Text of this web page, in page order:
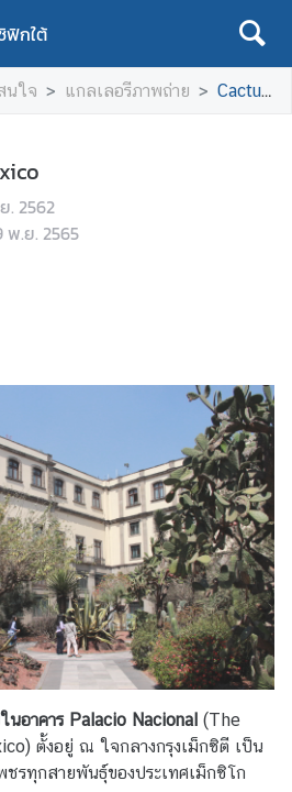
ฟิกใต้
นใจ แกลเลอรีภาพถ่าย Cactus Garden, Mexico
. 2562
พ.ย. 2565
นอาคาร Palacio Nacional (The
ตั้งอยู่ ณ ใจกลางกรุงเม็กซิตี เป็น
ชรทุกสายพันธุ์ของประเทศเม็กซิโก